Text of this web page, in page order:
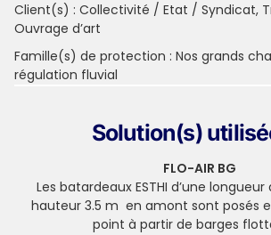
Client(s) : Collectivité / Etat / Syndicat,
Ouvrage d’art
Famille(s) de protection : Nos grands
régulation fluvial
Solution(s)
FLO-AIR BG
Les batardeaux ESTHI d’une
hauteur 3.5 m en amont sont posés
point à partir de barges